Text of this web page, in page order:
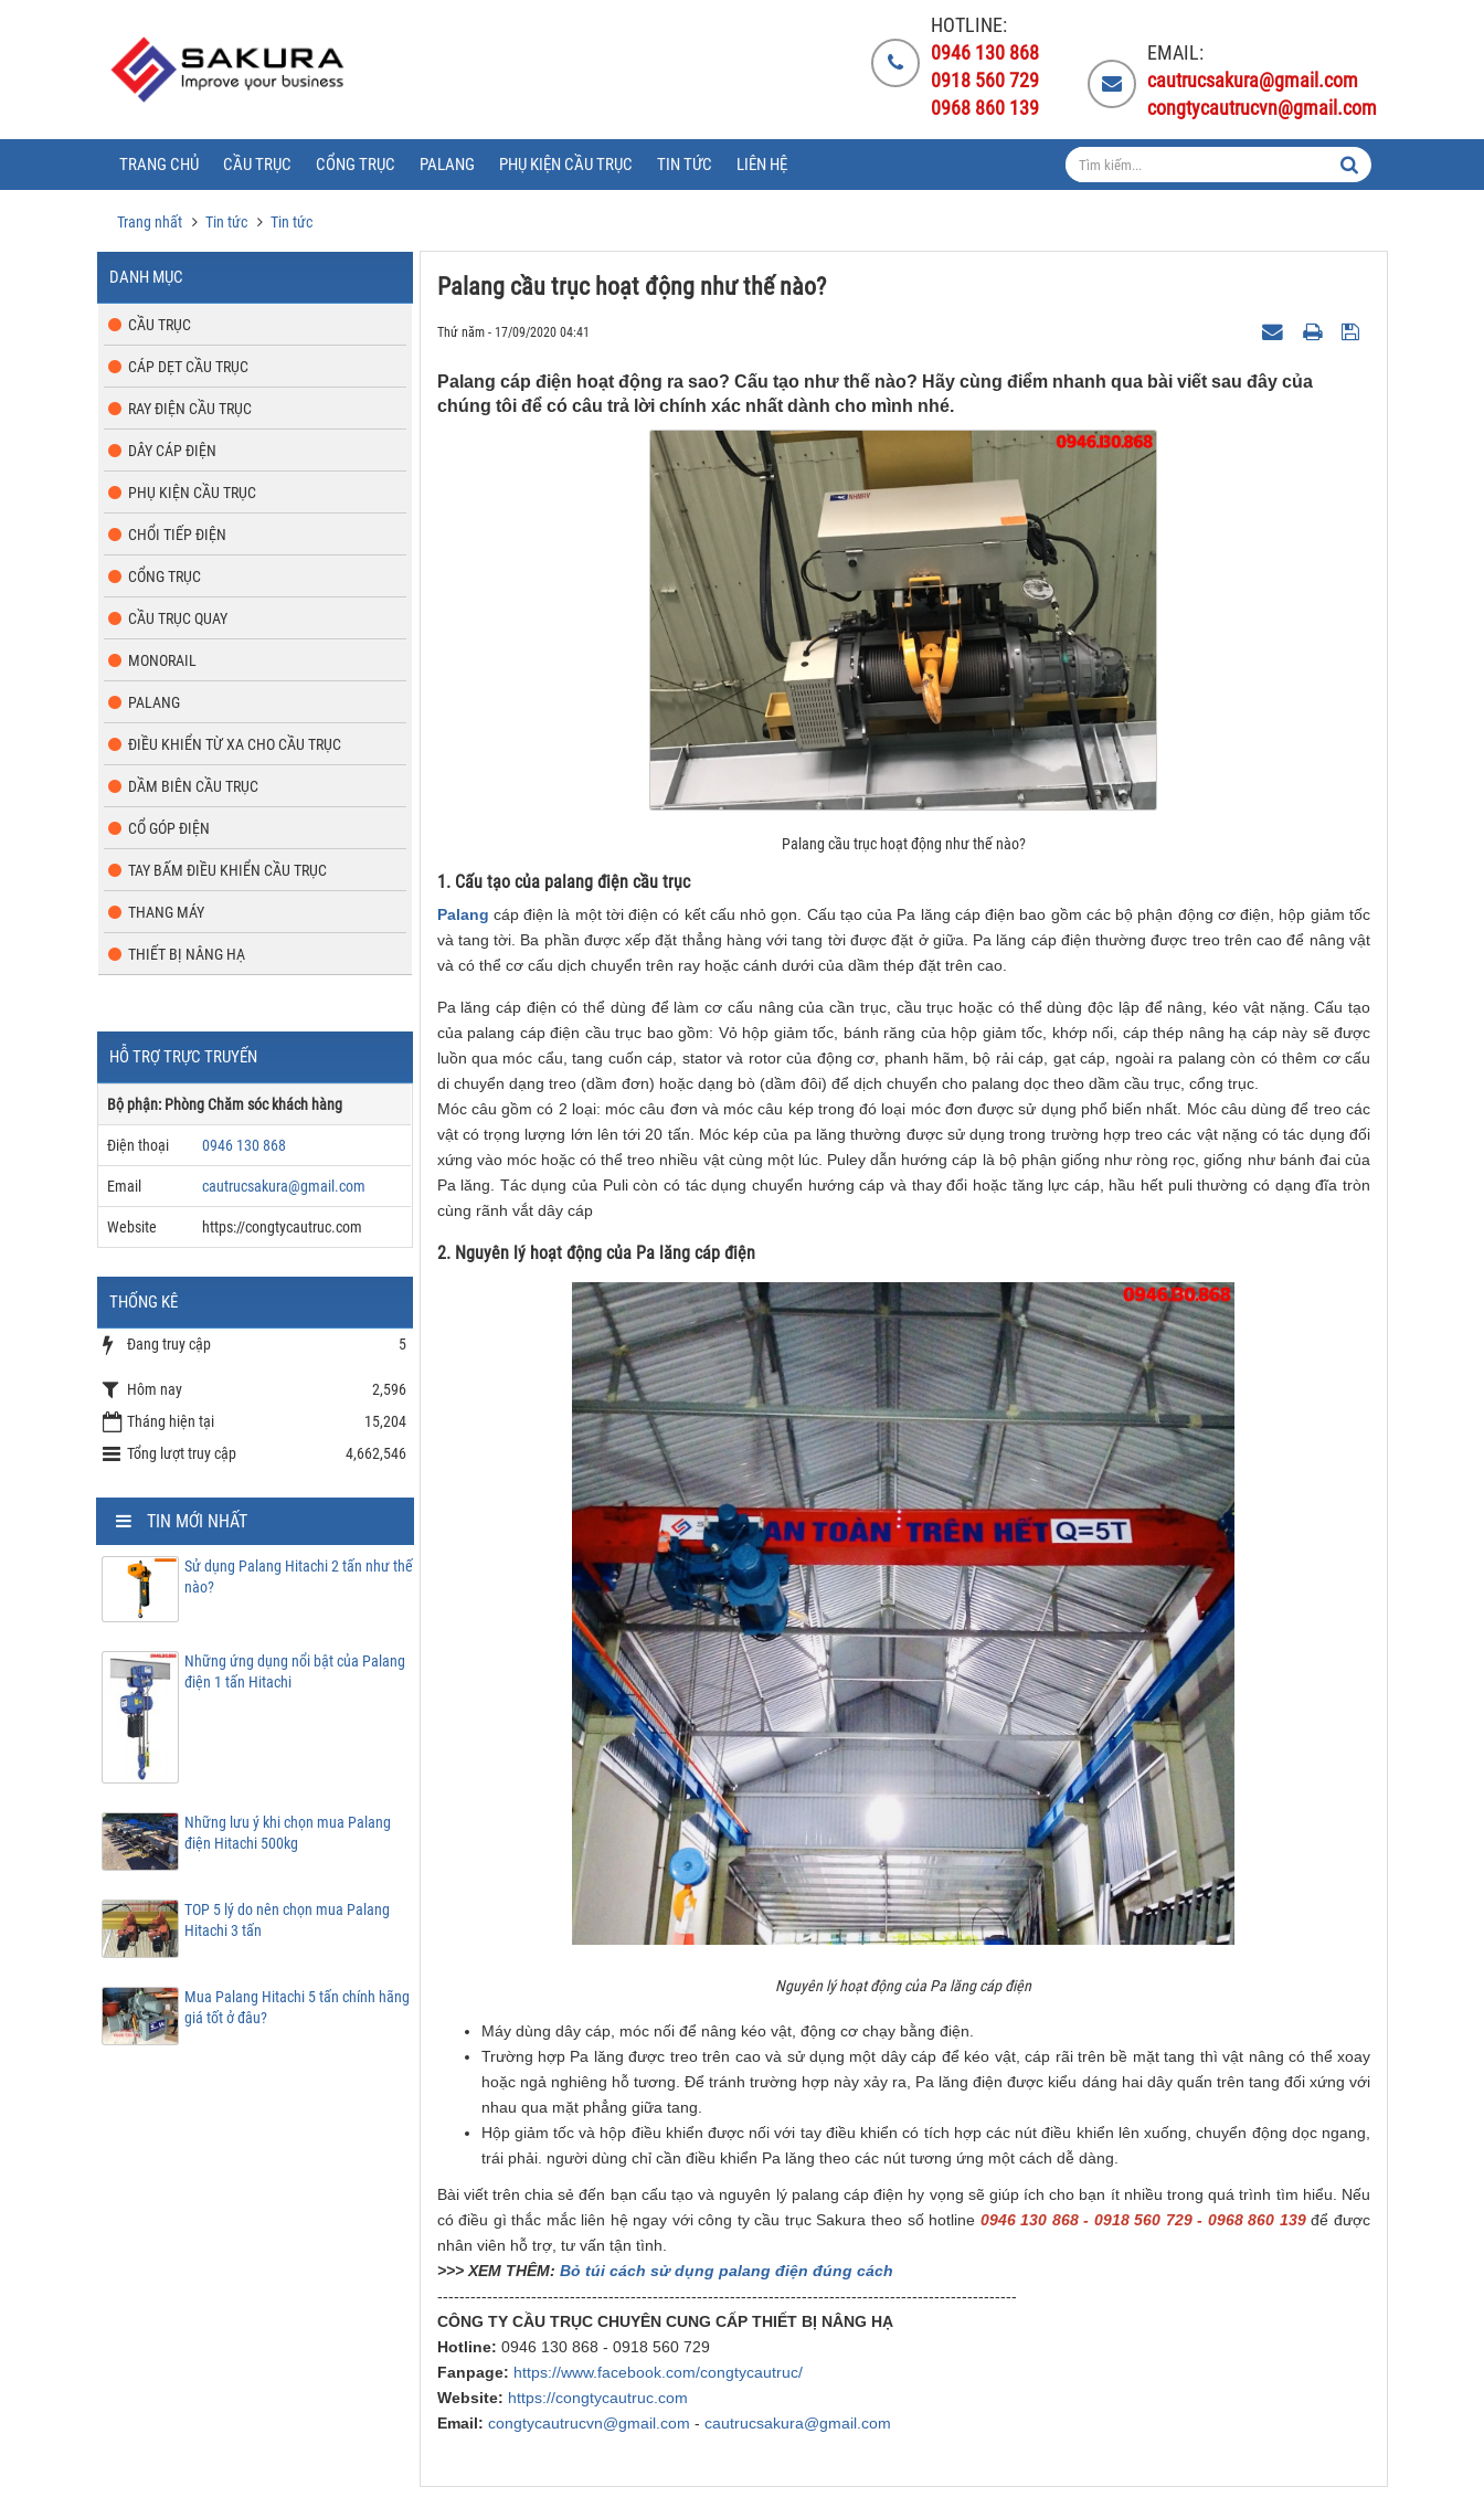
HOTLINE:
0946 130 868
0918 560 729
0968 860 139
EMAIL:
cautrucsakura@gmail.com
congtycautrucvn@gmail.com
TRANG CHỦ CẦU TRỤC CỔNG TRỤC PALANG PHỤ KIỆN CẦU TRỤC TIN TỨC LIÊN HỆ
Trang nhất Tin tức Tin tức
Palang cầu trục hoạt động như thế nào?
Thứ năm - 17/09/2020 04:41
Palang cáp điện hoạt động ra sao? Cấu tạo như thế nào? Hãy cùng điểm nhanh qua bài viết sau đây của
chúng tôi để có câu trả lời chính xác nhất dành cho mình nhé.
Palang cầu trục hoạt động như thế nào?
1. Cấu tạo của palang điện cầu trục
Palang cáp điện là một tời điện có kết cấu nhỏ gọn. Cấu tạo của Pa lăng cáp điện bao gồm các bộ phận động cơ điện, hộp giảm tốc
và tang tời. Ba phần được xếp đặt thẳng hàng với tang tời được đặt ở giữa. Pa lăng cáp điện thường được treo trên cao để nâng vật
và có thể cơ cấu dịch chuyển trên ray hoặc cánh dưới của dầm thép đặt trên cao.
Pa lăng cáp điện có thể dùng để làm cơ cấu nâng của cần trục, cầu trục hoặc có thể dùng độc lập để nâng, kéo vật nặng. Cấu tạo
của palang cáp điện cầu trục bao gồm: Vỏ hộp giảm tốc, bánh răng của hộp giảm tốc, khớp nối, cáp thép nâng hạ cáp này sẽ được
luồn qua móc cẩu, tang cuốn cáp, stator và rotor của động cơ, phanh hãm, bộ rải cáp, gạt cáp, ngoài ra palang còn có thêm cơ cấu
di chuyển dạng treo (dầm đơn) hoặc dạng bò (dầm đôi) để dịch chuyển cho palang dọc theo dầm cầu trục, cổng trục.
Móc câu gồm có 2 loại: móc câu đơn và móc câu kép trong đó loại móc đơn được sử dụng phổ biến nhất. Móc câu dùng để treo các
vật có trọng lượng lớn lên tới 20 tấn. Móc kép của pa lăng thường được sử dụng trong trường hợp treo các vật nặng có tác dụng đối
xứng vào móc hoặc có thể treo nhiều vật cùng một lúc. Puley dẫn hướng cáp là bộ phận giống như ròng rọc, giống như bánh đai của
Pa lăng. Tác dụng của Puli còn có tác dụng chuyển hướng cáp và thay đổi hoặc tăng lực cáp, hầu hết puli thường có dạng đĩa tròn
cùng rãnh vắt dây cáp
2. Nguyên lý hoạt động của Pa lăng cáp điện
Nguyên lý hoạt động của Pa lăng cáp điện
Máy dùng dây cáp, móc nối để nâng kéo vật, động cơ chạy bằng điện.
Trường hợp Pa lăng được treo trên cao và sử dụng một dây cáp để kéo vật, cáp rãi trên bề mặt tang thì vật nâng có thể xoay
hoặc ngả nghiêng hỗ tương. Để tránh trường hợp này xảy ra, Pa lăng điện được kiểu dáng hai dây quấn trên tang đối xứng với
nhau qua mặt phẳng giữa tang.
Hộp giảm tốc và hộp điều khiển được nối với tay điều khiển có tích hợp các nút điều khiển lên xuống, chuyển động dọc ngang,
trái phải. người dùng chỉ cần điều khiển Pa lăng theo các nút tương ứng một cách dễ dàng.
Bài viết trên chia sẻ đến bạn cấu tạo và nguyên lý palang cáp điện hy vọng sẽ giúp ích cho bạn ít nhiều trong quá trình tìm hiểu. Nếu
có điều gì thắc mắc liên hệ ngay với công ty cầu trục Sakura theo số hotline 0946 130 868 - 0918 560 729 - 0968 860 139để được
nhân viên hỗ trợ, tư vấn tận tình.
>>> XEM THÊM: Bỏ túi cách sử dụng palang điện đúng cách
---------------------------------------------------------------------------------------------------------
CÔNG TY CẦU TRỤC CHUYÊN CUNG CẤP THIẾT BỊ NÂNG HẠ
Hotline: 0946 130 868 - 0918 560 729
Fanpage: https://www.facebook.com/congtycautruc/
Website: https://congtycautruc.com
Email: congtycautrucvn@gmail.com - cautrucsakura@gmail.com
DANH MỤC
CẦU TRỤC
CÁP DẸT CẦU TRỤC
RAY ĐIỆN CẦU TRỤC
DÂY CÁP ĐIỆN
PHỤ KIỆN CẦU TRỤC
CHỔI TIẾP ĐIỆN
CỔNG TRỤC
CẦU TRỤC QUAY
MONORAIL
PALANG
ĐIỀU KHIỂN TỪ XA CHO CẦU TRỤC
DẦM BIÊN CẦU TRỤC
CỔ GÓP ĐIỆN
TAY BẤM ĐIỀU KHIỂN CẦU TRỤC
THANG MÁY
THIẾT BỊ NÂNG HẠ
HỖ TRỢ TRỰC TRUYẾN
Bộ phận: Phòng Chăm sóc khách hàng
Điện thoại 0946 130 868
Email cautrucsakura@gmail.com
Website https://congtycautruc.com
THỐNG KÊ
Đang truy cập 5
Hôm nay
2,596
Tháng hiện tại
15,204
Tổng lượt truy cập
4,662,546
TIN MỚI NHẤT
Sử dụng Palang Hitachi 2 tấn như thế
nào?
Những ứng dụng nổi bật của Palang
điện 1 tấn Hitachi
Những lưu ý khi chọn mua Palang
điện Hitachi 500kg
TOP 5 lý do nên chọn mua Palang
Hitachi 3 tấn
Mua Palang Hitachi 5 tấn chính hãng
giá tốt ở đâu?